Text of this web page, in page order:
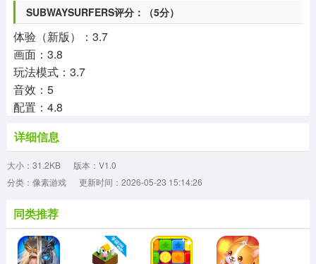
SUBWAYSURFERS评分：（5分）
体验（新版）：3.7
画面：3.8
玩法模式：3.7
音效：5
配置：4.8
详细信息
大小：31.2KB
版本：V1.0
分类：像素游戏
更新时间：2026-05-23 15:14:26
同类推荐